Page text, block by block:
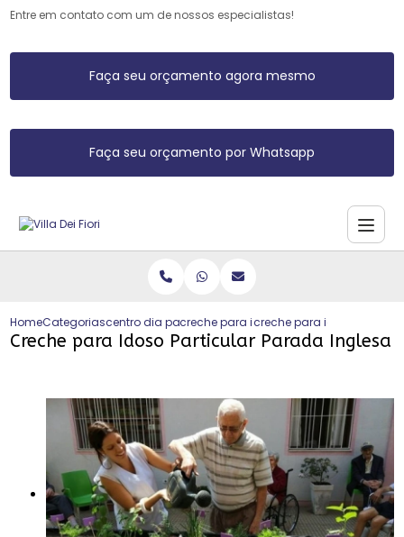
Entre em contato com um de nossos especialistas!
Faça seu orçamento agora mesmo
Faça seu orçamento por Whatsapp
HomeCategoriascentro dia para idososcreche para idoso com atividades
creche para idoso
Creche para Idoso Particular Parada Inglesa